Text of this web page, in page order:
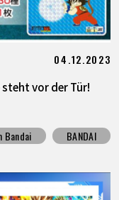
04.12.2023
steht vor der Tür!
Bandai BANDAI